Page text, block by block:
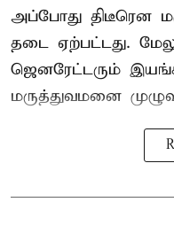
அப்போது திடீரென
தடை ஏற்பட்டது.
ஜெனரேட்டரும்
மருத்துவமனை